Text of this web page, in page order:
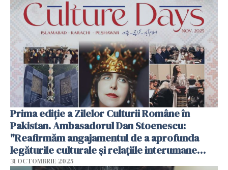
Prima ediție a Zilelor Culturii Române în
Pakistan. Ambasadorul Dan Stoenescu:
"Reafirmăm angajamentul de a aprofunda
legăturile culturale și relațiile interumane
dintre România și Pakistan"
31 OCTOMBRIE 2025